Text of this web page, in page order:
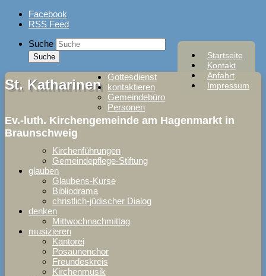
Skip
Facebook
RSS Feed
Startseite
Kontakt
Anfahrt
Impressum
Suche
St. Katharinen
Ev.-luth. Kirchengemeinde am Hagenmarkt in
Braunschweig
Gottesdienst
kontaktieren
Gemeindebüro
Personen
Kirchenführungen
Gemeindepflege-Stiftung
glauben
Glaubens-Kurse
Bibliodrama
christlich-jüdischer Dialog
denken
Mittwochnachmittag
musizieren
Kantorei
Posaunenchor
Freundeskreis
Kirchenmusik